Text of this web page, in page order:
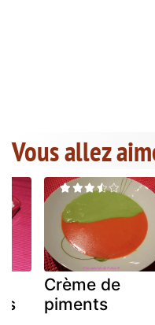
Vous allez
Crème de
piments